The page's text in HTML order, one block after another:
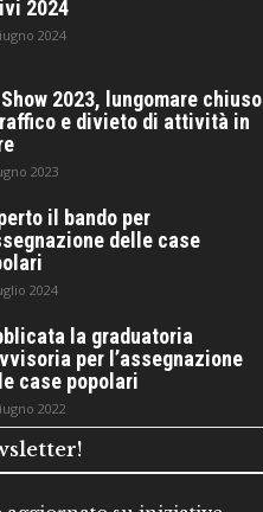
2024
2024
2023, lungomare chiuso
e divieto di attività in
2023
il bando per
delle case
2024
la graduatoria
per l’assegnazione
case popolari
2022